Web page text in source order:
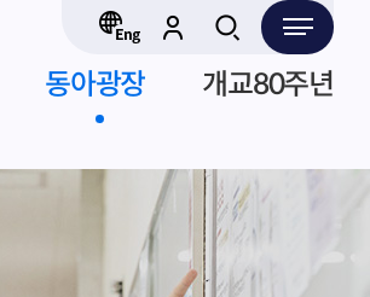
동아광장 개교80주년